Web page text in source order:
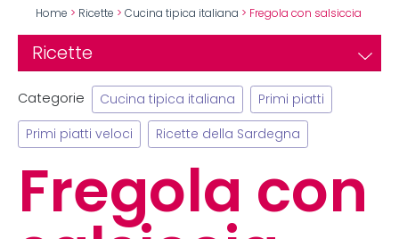
Home > Ricette > Cucina tipica italiana > Fregola con salsiccia
Ricette
Categorie Cucina tipica italiana Primi piatti
Primi piatti veloci Ricette della Sardegna
Fregola con